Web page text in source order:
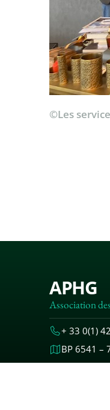
©Les
APHG
Association
+ 33 0(1)
BP 6541 –